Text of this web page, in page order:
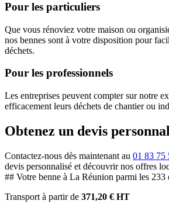
Pour les particuliers
Que vous rénoviez votre maison ou
nos bennes sont à votre disposition pour
déchets.
Pour les professionnels
Les entreprises peuvent compter sur notre
efficacement leurs déchets de chantier ou
Obtenez un devis
Contactez-nous dès maintenant au 01 83 75
devis personnalisé et découvrir nos offres
## Votre benne à La Réunion parmi les 233
Transport à partir de 371,20 € HT